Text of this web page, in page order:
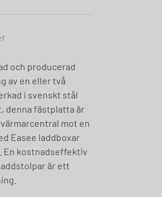
och producerad
av en eller två
i svenskt stål
denna fästplatta är
mot en
Easee laddboxar
En kostnadseffektiv
är ett